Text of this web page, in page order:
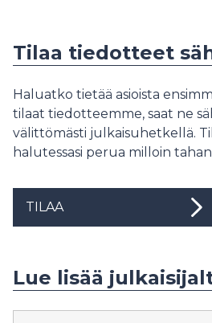
Tilaa tiedotteet
Haluatko tietää asioista
tilaat tiedotteemme, saat ne
välittömästi julkaisuhetkellä.
halutessasi perua milloin
TILAA
Lue lisää